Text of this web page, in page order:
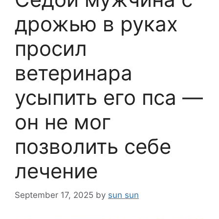
дрожью в руках
просил
ветеринара
усыпить его пса —
он не мог
позволить себе
лечение
September 17, 2025 by sun sun